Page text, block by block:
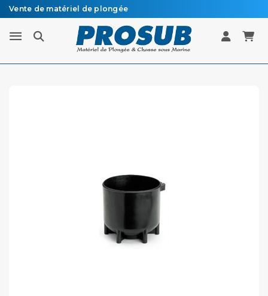
Vente de matériel de plongée
Livraison sous 48h à 72h en colissimo recommandé